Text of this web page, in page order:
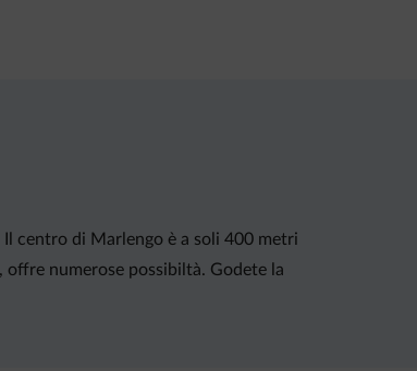
centro di Marlengo è a soli 400 metri
numerose possibiltà. Godete la